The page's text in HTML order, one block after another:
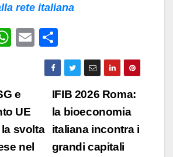
rete italiana
W
s
A
p
p
E
m
ail
o
n
di
vi
di
IFIB 2026 Roma:
la bioeconomia
italiana incontra i
grandi capitali
e
UE
la svolta
nel